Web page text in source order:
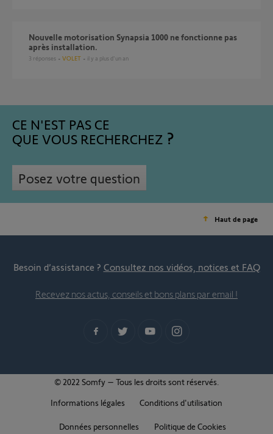
Nouvelle motorisation Synapsia 1000 ne fonctionne pas
après installation.
3 réponses VOLET il y a plus d'un an
CE N'EST PAS CE
QUE VOUS RECHERCHEZ
Posez votre question
Haut de page
Besoin d’assistance ? Consultez nos vidéos, notices et FAQ
Recevez nos actus, conseils et bons plans par email !
© 2022 Somfy – Tous les droits sont réservés.
Informations légales
Conditions d'utilisation
Données personnelles Politique de Cookies